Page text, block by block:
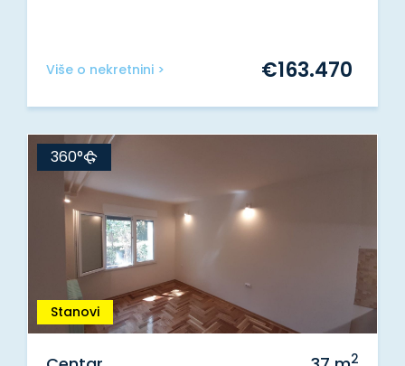
Više o nekretnini > €163.470
Stanovi
360°
2